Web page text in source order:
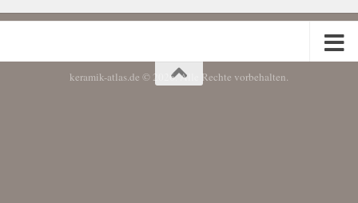
keramik-atlas.de © 2026. Alle Rechte vorbehalten.